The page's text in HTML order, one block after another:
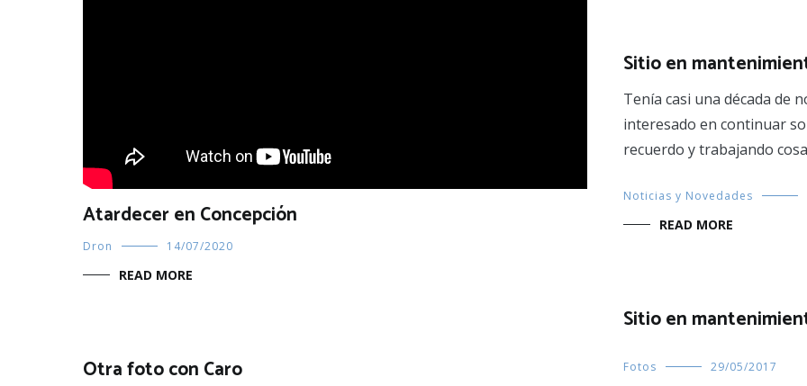
Atardecer en Concepción
Dron 14/07/2020
READ MORE
Sitio en
Tenía casi una década de
interesado en continuar
recuerdo y trabajando
Noticias y Novedades
READ MORE
Sitio en
Fotos 29/05/2017
Otra foto con Caro